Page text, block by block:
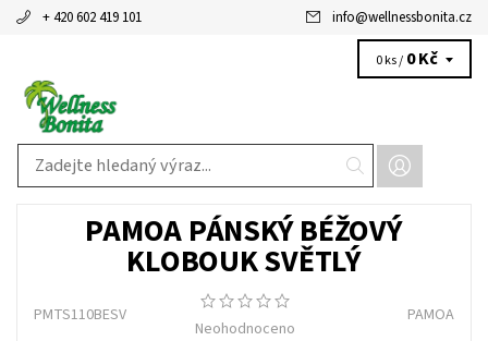
+ 420 602 419 101 info@wellnessbonita.cz
0 ks / 0 Kč
PAMOA PÁNSKÝ BÉŽOVÝ
KLOBOUK SVĚTLÝ
PMTS110BESV
Neohodnoceno
PAMOA